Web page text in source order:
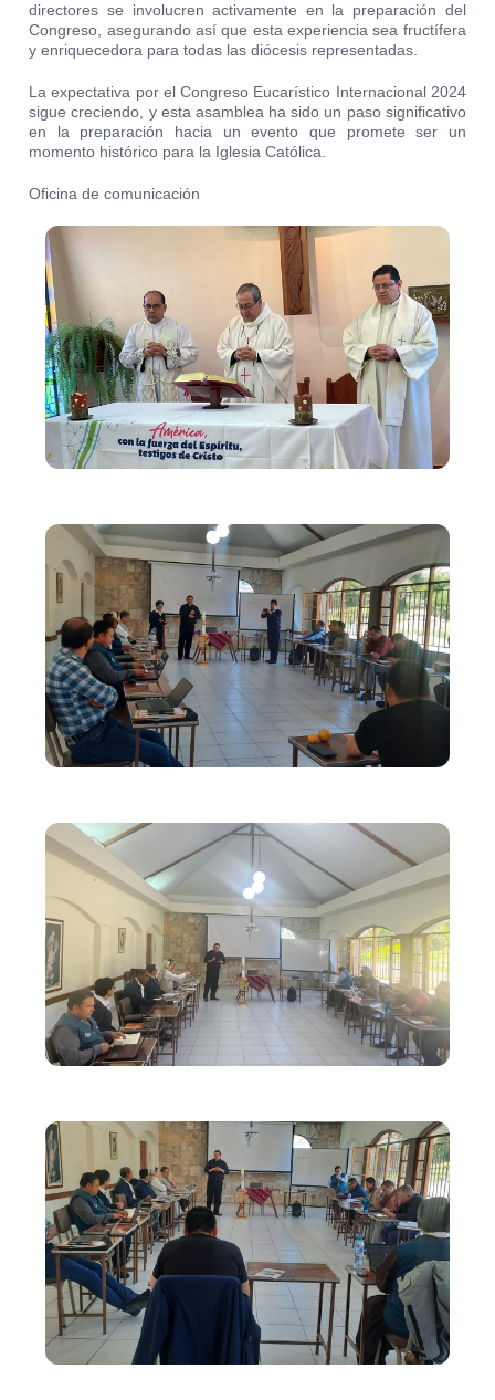
directores se involucren activamente en la preparación del
Congreso, asegurando así que esta experiencia sea fructífera
y enriquecedora para todas las diócesis representadas.
La expectativa por el Congreso Eucarístico Internacional 2024
sigue creciendo, y esta asamblea ha sido un paso significativo
en la preparación hacia un evento que promete ser un
momento histórico para la Iglesia Católica.
Oficina de comunicación